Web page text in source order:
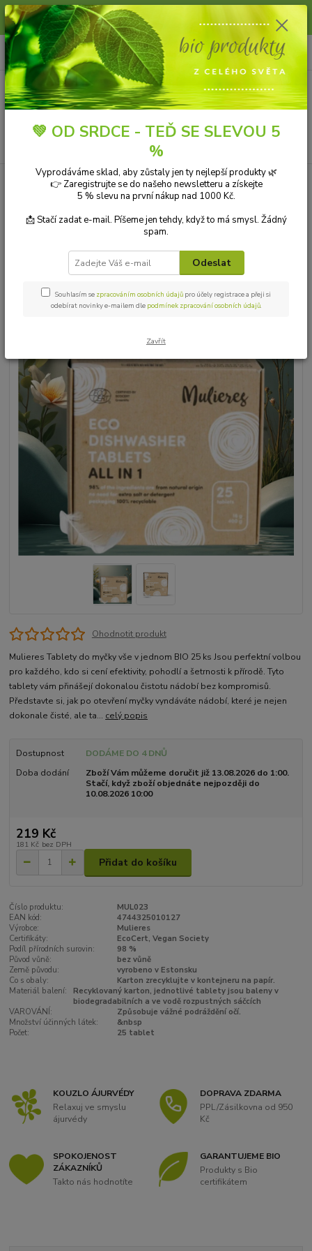
Slunce, koupání a horko dávají vlasům zabrat. Dopřejte jim šetrnou péči s
přírodní vlasovou kosmetikou.
Menu
CZK
+420 606 912 887
9-18:00 hod.
0 ks
za 0,00 Kč
ZAHRADA A PĚSTOVÁNÍ
Mulieres Tablety do myčky vše v jednom
Mulieres Tablety do myčky vše v
jednom BIO 25 ks
Ohodnotit produkt
Mulieres Tablety do myčky vše v jednom BIO 25 ks Jsou perfektní volbou
pro každého, kdo si cení efektivity, pohodlí a šetrnosti k přírodě. Tyto
tablety vám přinášejí dokonalou čistotu nádobí bez kompromisů.
Představte si, jak po otevření myčky vyndáváte nádobí, které je nejen
dokonale čisté, ale ta... celý popis
Dostupnost
DODÁME DO 4 DNŮ
Doba dodání
Zboží Vám můžeme doručit již 13.08.2026 do 1:00.
Stačí, když zboží objednáte nejpozději do
10.08.2026 10:00
219 Kč
181 Kč bez DPH
Přidat do košíku
Číslo produktu:
MUL023
EAN kód:
4744325010127
Výrobce:
Mulieres
Certifikáty:
EcoCert, Vegan Society
Podíl přírodních surovin:
98 %
Původ vůně:
bez vůně
Země původu:
vyrobeno v Estonsku
Co s obaly:
Karton zrecyklujte v kontejneru na papír.
Materiál balení:
Recyklovaný karton, jednotlivé tablety jsou baleny v
biodegradabilních a ve vodě rozpustných sáčcích
VAROVÁNÍ:
Způsobuje vážné podráždění očí.
Množství účinných látek:
&nbsp
Počet:
25 tablet
KOUZLO ÁJURVÉDY
Relaxuj ve smyslu
ájurvédy
DOPRAVA ZDARMA
PPL/Zásilkovna od 950
Kč
SPOKOJENOST
ZÁKAZNÍKŮ
Takto nás hodnotíte
GARANTUJEME BIO
Produkty s Bio
certifikátem
💚 OD SRDCE - TEĎ SE SLEVOU 5
%
Vyprodáváme sklad, aby zůstaly jen ty nejlepší produkty 🌿
👉 Zaregistrujte se do našeho newsletteru a získejte
5 % slevu na první nákup nad 1000 Kč.
📩 Stačí zadat e-mail. Píšeme jen tehdy, když to má smysl. Žádný
spam.
Odeslat
Souhlasím se zpracováním osobních údajů pro účely registrace a přeji si
odebírat novinky e-mailem dle podmínek zpracování osobních údajů.
Zavřít